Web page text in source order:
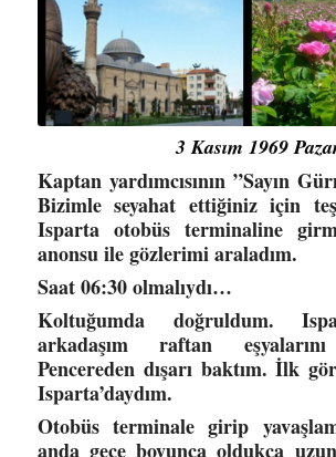
3 Kasım 1969
Kaptan yardımcısının ”Sayın
Bizimle seyahat ettiğiniz için
Isparta otobüs terminaline
anonsu ile gözlerimi araladım.
Saat 06:30 olmalıydı…
Koltuğumda doğruldum.
arkadaşım raftan
Pencereden dışarı baktım. İlk
Isparta’daydım.
Otobüs terminale girip
anda gece boyunca oldukça